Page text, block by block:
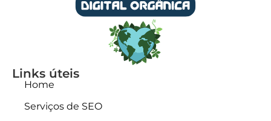
Links úteis
Home
Serviços de SEO